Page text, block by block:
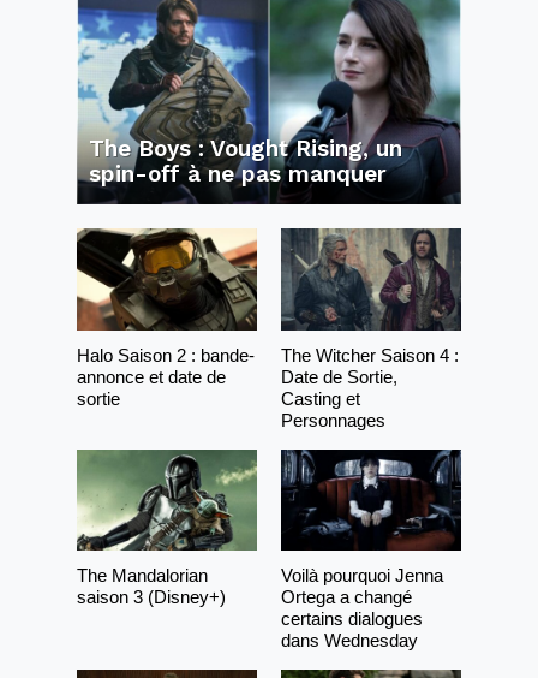
The Boys : Vought Rising, un
spin-off à ne pas manquer
Halo Saison 2 : bande-
annonce et date de
sortie
The Witcher Saison 4 :
Date de Sortie,
Casting et
Personnages
The Mandalorian
saison 3 (Disney+)
Voilà pourquoi Jenna
Ortega a changé
certains dialogues
dans Wednesday